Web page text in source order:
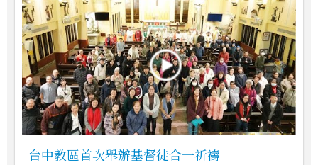
台中教區首次舉辦基督徒合一祈禱